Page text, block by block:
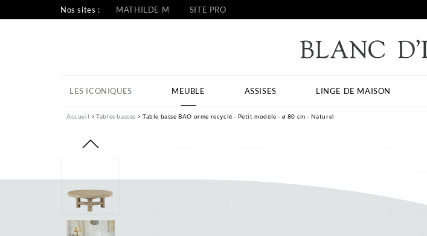
Nos sites : MATHILDE M SITE PRO
LES ICONIQUES MEUBLE ASSISES LINGE DE MAISON
Accueil Tables basses Table basse BAO orme recyclé - Petit modèle - ø 80 cm - Naturel